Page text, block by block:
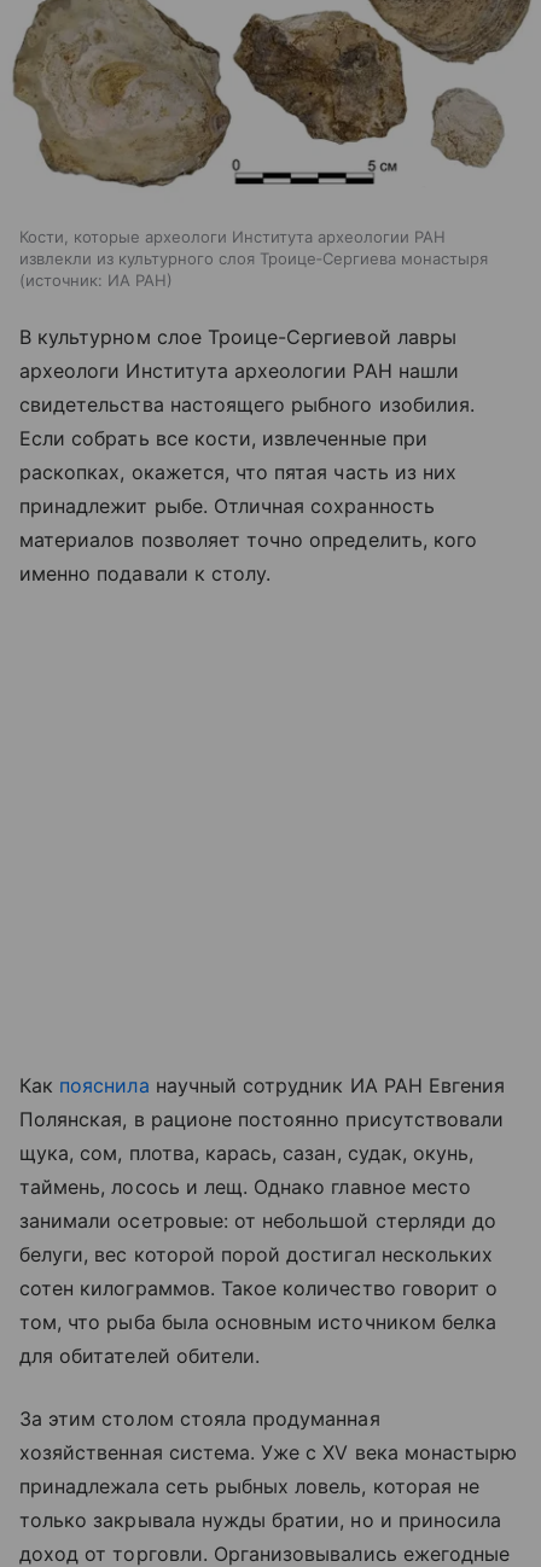
Кости, которые археологи Института археологии РАН
извлекли из культурного слоя Троице‑Сергиева монастыря
источник: ИА РАН
В культурном слое Троице-Сергиевой лавры
археологи Института археологии РАН нашли
свидетельства настоящего рыбного изобилия.
Если собрать все кости, извлеченные при
раскопках, окажется, что пятая часть из них
принадлежит рыбе. Отличная сохранность
материалов позволяет точно определить, кого
именно подавали к столу.
Как пояснила научный сотрудник ИА РАН Евгения
Полянская, в рационе постоянно присутствовали
щука, сом, плотва, карась, сазан, судак, окунь,
таймень, лосось и лещ. Однако главное место
занимали осетровые: от небольшой стерляди до
белуги, вес которой порой достигал нескольких
сотен килограммов. Такое количество говорит о
том, что рыба была основным источником белка
для обитателей обители.
За этим столом стояла продуманная
хозяйственная система. Уже с XV века монастырю
принадлежала сеть рыбных ловель, которая не
только закрывала нужды братии, но и приносила
доход от торговли. Организовывались ежегодные